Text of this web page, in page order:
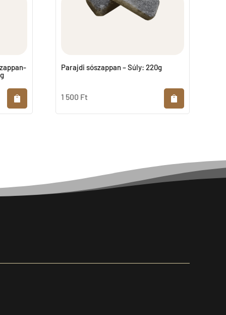
Parajdi sószappan – Súly: 220g
1 500 Ft